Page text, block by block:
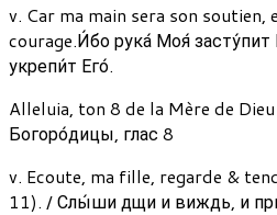
v. Car ma main sera son soutien,
courage.И́бо рука́ Моя́
укрепи́т Его́.
Alleluia, ton 8 de la Mère de
Богоро́дицы, глас 8
v. Ecoute, ma fille, regarde &
11). / Слы́ши дщи и виждь, и